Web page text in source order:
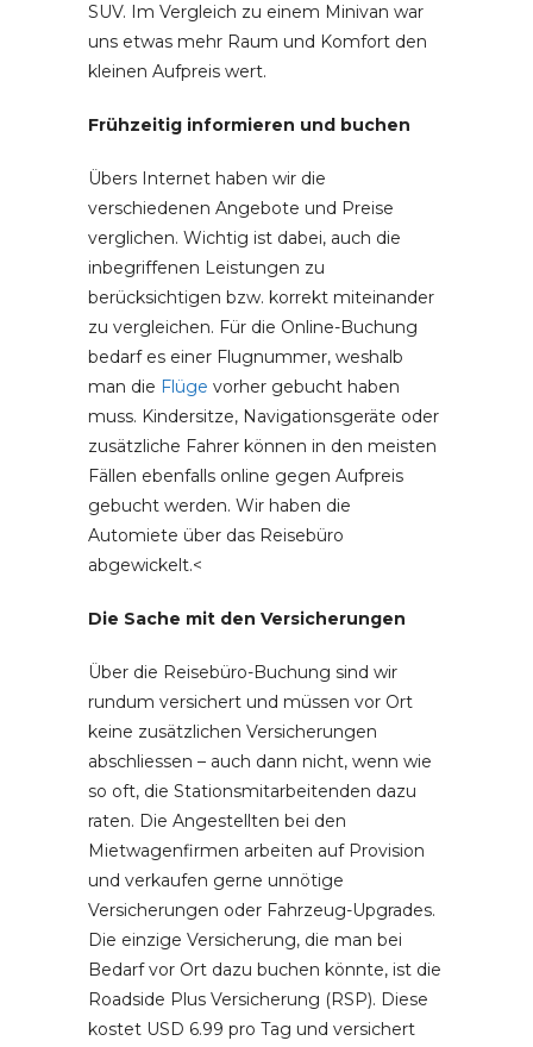
SUV. Im Vergleich zu einem Minivan war
uns etwas mehr Raum und Komfort den
kleinen Aufpreis wert.
Frühzeitig informieren und buchen
Übers Internet haben wir die
verschiedenen Angebote und Preise
verglichen. Wichtig ist dabei, auch die
inbegriffenen Leistungen zu
berücksichtigen bzw. korrekt miteinander
zu vergleichen. Für die Online-Buchung
bedarf es einer Flugnummer, weshalb
man die Flüge vorher gebucht haben
muss. Kindersitze, Navigationsgeräte oder
zusätzliche Fahrer können in den meisten
Fällen ebenfalls online gegen Aufpreis
gebucht werden. Wir haben die
Automiete über das Reisebüro
abgewickelt.<
Die Sache mit den Versicherungen
Über die Reisebüro-Buchung sind wir
rundum versichert und müssen vor Ort
keine zusätzlichen Versicherungen
abschliessen – auch dann nicht, wenn wie
so oft, die Stationsmitarbeitenden dazu
raten. Die Angestellten bei den
Mietwagenfirmen arbeiten auf Provision
und verkaufen gerne unnötige
Versicherungen oder Fahrzeug-Upgrades.
Die einzige Versicherung, die man bei
Bedarf vor Ort dazu buchen könnte, ist die
Roadside Plus Versicherung (RSP). Diese
kostet USD 6.99 pro Tag und versichert